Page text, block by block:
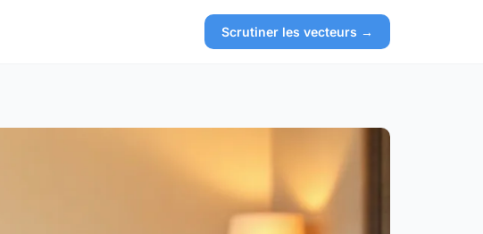
Scrutiner les vecteurs →